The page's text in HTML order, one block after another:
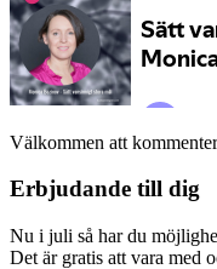
Välkommen att
Erbjudande till dig
Nu i juli så har du
Det är gratis att vara med